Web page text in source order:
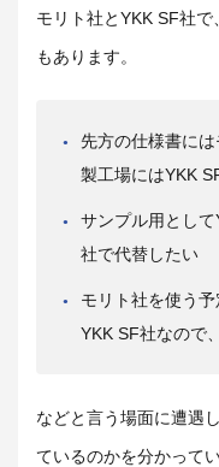
モリト社とYKK SF社
もあります。
先方の仕様書に
製工場にはYKK
サンプル用とし
社で代替したい
モリト社を使う
YKK SF社なので
などと言う場面に遭遇
ているのかを分かって